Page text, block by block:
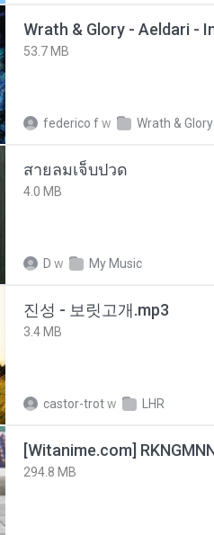
53.7 MB
federico fw Wrath & Glory
สายลมเจ็บปวด
4.0 MB
D w My Music
진성 - 보릿고개.mp3
3.4 MB
castor-trotw LHR
294.8 MB